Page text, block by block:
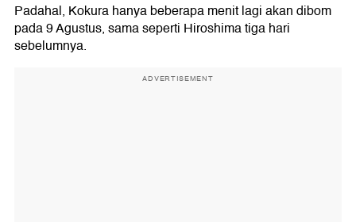
Padahal, Kokura hanya beberapa menit lagi akan dibom
pada 9 Agustus, sama seperti Hiroshima tiga hari
sebelumnya.
ADVERTISEMENT